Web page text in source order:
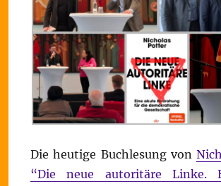
Die heutige Buchlesung von
“Die neue autoritäre Linke.